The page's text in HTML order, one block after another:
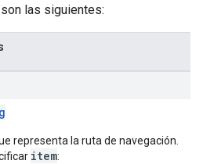
las siguientes:
representa la ruta de navegación.
item: